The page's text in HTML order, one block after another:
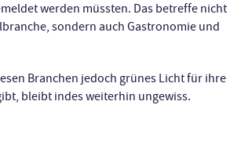
werden müssten. Das betreffe nicht
sondern auch Gastronomie und
Branchen jedoch grünes Licht für ihre
bleibt indes weiterhin ungewiss.